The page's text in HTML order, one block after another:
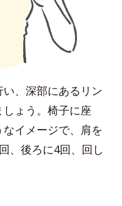
、深部にあるリン
ょう。椅子に座
イメージで、肩を
、後ろに4回、回し